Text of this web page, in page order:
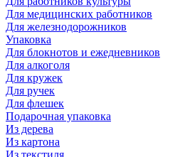
Для медицинских работников
Для железнодорожников
Упаковка
Для блокнотов и ежедневников
Для алкоголя
Для кружек
Для ручек
Для флешек
Подарочная упаковка
Из дерева
Из картона
Из текстиля